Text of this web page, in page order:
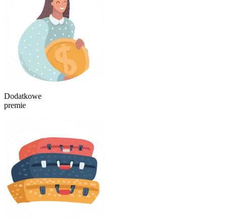
Dodatkowe
premie